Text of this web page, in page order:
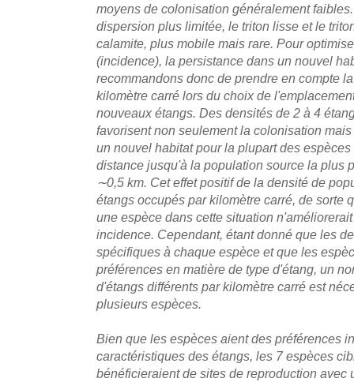
moyens de colonisation généralement
dispersion plus limitée, le triton lisse et le
calamite, plus mobile mais rare. Pour
(incidence), la persistance dans un nouvel
recommandons donc de prendre en compte
kilomètre carré lors du choix de
nouveaux étangs. Des densités de 2 à 4
favorisent non seulement la colonisation
un nouvel habitat pour la plupart des
distance jusqu'à la population source la plus
∼0,5 km. Cet effet positif de la densité de
étangs occupés par kilomètre carré, de sorte
une espèce dans cette situation
incidence. Cependant, étant donné que les
spécifiques à chaque espèce et que les
préférences en matière de type d'étang, un
d'étangs différents par kilomètre carré est
plusieurs espèces.
Bien que les espèces aient des préférences
caractéristiques des étangs, les 7 espèces
bénéficieraient de sites de reproduction avec